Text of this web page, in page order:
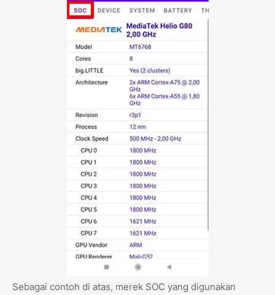
Sebagai contoh di atas, merek SOC yang digunakan